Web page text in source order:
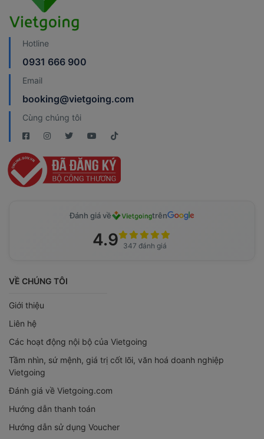
Hotline
0931 666 900
Email
booking@vietgoing.com
Cùng chúng tôi
Đánh giá về trên
4.9 347 đánh giá
VỀ CHÚNG TÔI
Giới thiệu
Liên hệ
Các hoạt động nội bộ của Vietgoing
Tầm nhìn, sứ mệnh, giá trị cốt lõi, văn hoá doanh nghiệp
Vietgoing
Đánh giá về Vietgoing.com
Hướng dẫn thanh toán
Hướng dẫn sử dụng Voucher